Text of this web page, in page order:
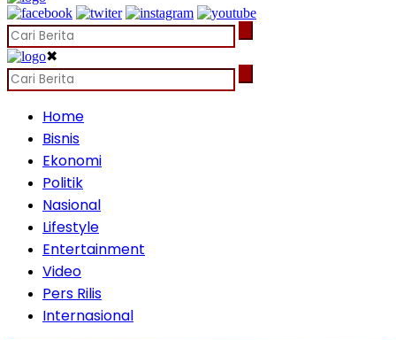
✖
Home
Bisnis
Ekonomi
Politik
Nasional
Lifestyle
Entertainment
Video
Pers Rilis
Internasional